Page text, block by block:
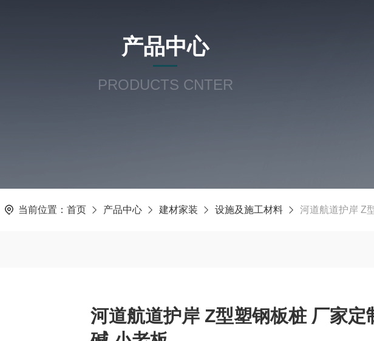
产品中心
PRODUCTS CNTER
当前位置： 首页 产品中心 建材家装 设施及施工材料 河道航道护岸 Z
河道航道护岸 Z型塑钢板桩 厂家